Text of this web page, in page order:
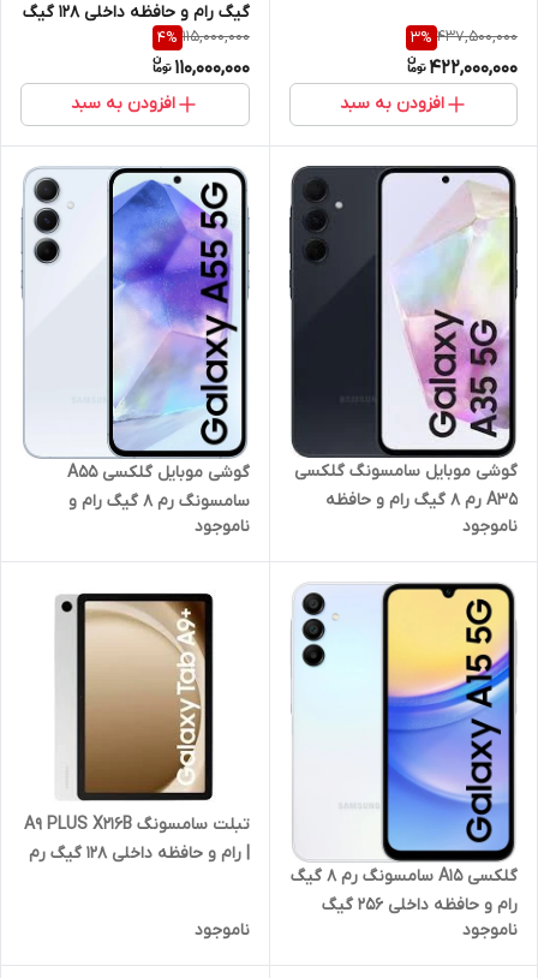
437,500,000
3%
422,000,000
افزودن به سبد
گیگ رام و حافظه داخلی 128 گیگ
با نمایشگر 11 اینچ 5G +قلم نوری
115,000,000
4%
110,000,000
افزودن به سبد
گوشی موبایل سامسونگ گلکسی
A35 رم 8 گیگ رام و حافظه
داخلی 256 گیگ
ناموجود
گوشی موبایل گلکسی A55
سامسونگ رم 8 گیگ رام و
حافظه داخلی 256 گیگ
ناموجود
گلکسی A15 سامسونگ رم 8 گیگ
رام و حافظه داخلی 256 گیگ
ناموجود
تبلت سامسونگ A9 PLUS X216B
| رام و حافظه داخلی 128 گیگ رم
ناموجود